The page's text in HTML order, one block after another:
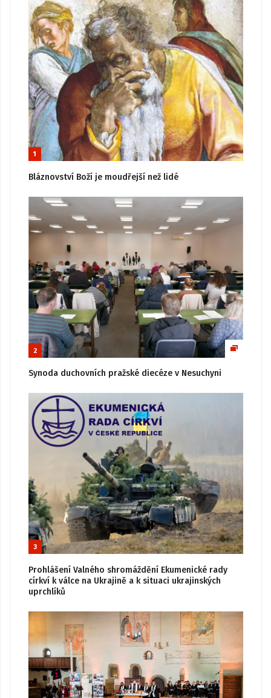
1
Bláznovství Boží je moudřejší než lidé
2
Synoda duchovních pražské diecéze v Nesuchyni
3
Prohlášení Valného shromáždění Ekumenické rady
církví k válce na Ukrajině a k situaci ukrajinských
uprchlíků